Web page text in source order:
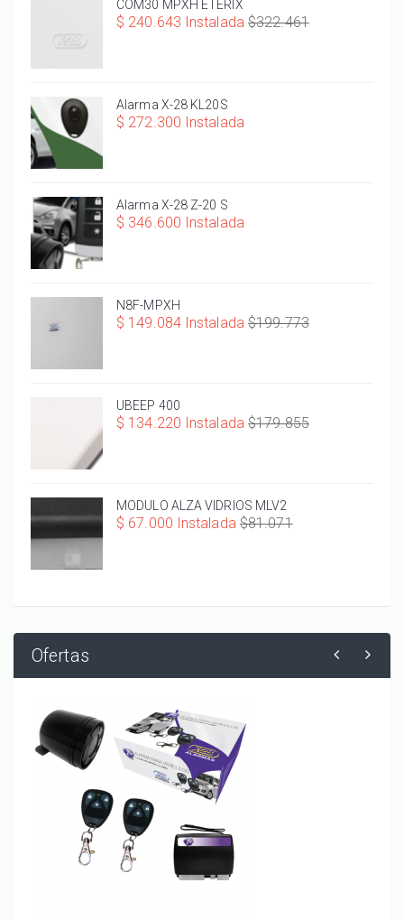
COM30 MPXH ETERIX
$ 240.643 Instalada $322.461
Alarma X-28 KL20S
$ 272.300 Instalada
Alarma X-28 Z-20 S
$ 346.600 Instalada
N8F-MPXH
$ 149.084 Instalada $199.773
UBEEP 400
$ 134.220 Instalada $179.855
MODULO ALZA VIDRIOS MLV2
$ 67.000 Instalada $81.071
Ofertas